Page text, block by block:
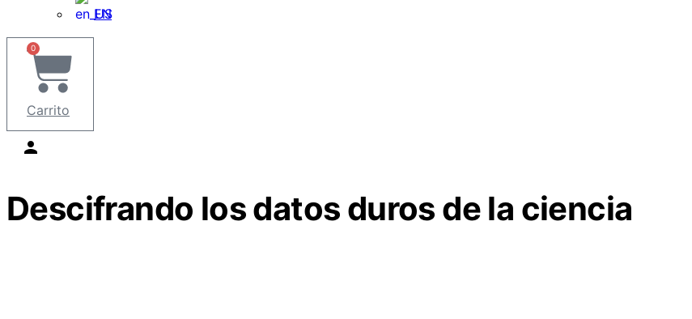
EN
0
Carrito
Descifrando los datos duros de la ciencia